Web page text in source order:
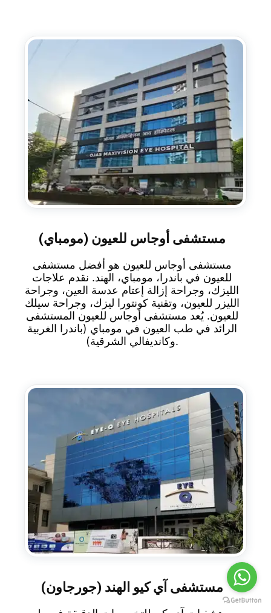
مستشفى أوجاس للعيون (مومباي)
مستشفى أوجاس للعيون هو أفضل مستشفى
للعيون في باندرا، مومباي، الهند. نقدم علاجات
الليزك، وجراحة إزالة إعتام عدسة العين، وجراحة
الليزر للعيون، وتقنية كونتورا ليزك، وجراحة سيلك
للعيون. يُعد مستشفى أوجاس للعيون المستشفى
الرائد في طب العيون في مومباي (باندرا الغربية
وكانديفالي الشرقية).
مستشفى آي كيو الهند (جورجاون)